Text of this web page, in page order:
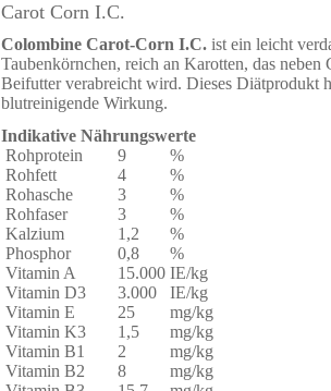
Carot Corn I.C.
Colombine Carot-Corn I.C. ist ein leicht
Taubenkörnchen, reich an Karotten, das neben
Beifutter verabreicht wird. Dieses Diätprodukt
blutreinigende Wirkung.
Indikative Nährungswerte
Rohprotein
9
%
Rohfett
4
%
Rohasche
3
%
Rohfaser
3
%
Kalzium
1,2
%
Phosphor
0,8
%
Vitamin A
15.000 IE/kg
Vitamin D3
3.000
IE/kg
Vitamin E
25
mg/kg
Vitamin K3
1,5
mg/kg
Vitamin B1
2
mg/kg
Vitamin B2
8
mg/kg